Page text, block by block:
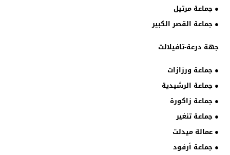
● جماعة مرتيل
● جماعة القصر الكبير
جهة درعة-تافيلالت
● جماعة ورزازات
● جماعة الرشيدية
● جماعة زاكورة
● جماعة تنغير
● عمالة ميدلت
● جماعة أرفود